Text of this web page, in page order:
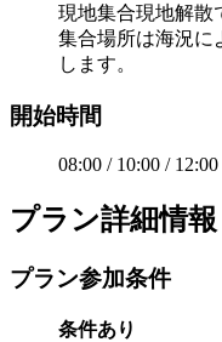
現地集合現地解散
集合場所は海況に
します。
開始時間
08:00 / 10:00 /
プラン詳細情報
プラン参加条件
条件あり